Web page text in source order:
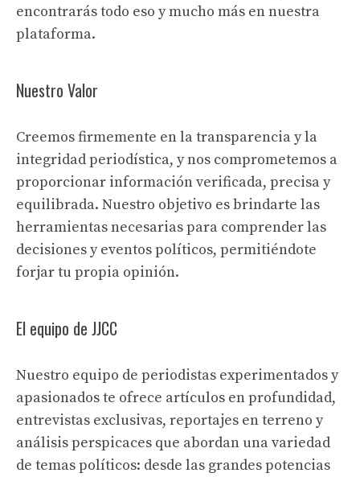
encontrarás todo eso y mucho más en nuestra
plataforma.
Nuestro Valor
Creemos firmemente en la transparencia y la
integridad periodística, y nos comprometemos a
proporcionar información verificada, precisa y
equilibrada. Nuestro objetivo es brindarte las
herramientas necesarias para comprender las
decisiones y eventos políticos, permitiéndote
forjar tu propia opinión.
El equipo de JJCC
Nuestro equipo de periodistas experimentados y
apasionados te ofrece artículos en profundidad,
entrevistas exclusivas, reportajes en terreno y
análisis perspicaces que abordan una variedad
de temas políticos: desde las grandes potencias